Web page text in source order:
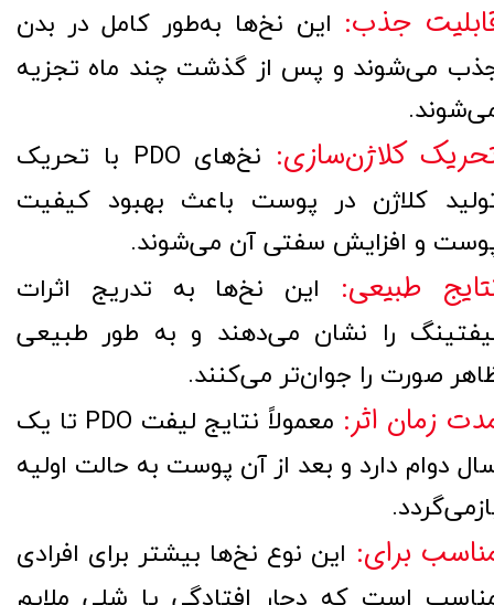
جذب: این نخ‌ها به‌طور کامل در بدن
می‌شوند و پس از گذشت چند ماه تجزیه
کلاژن‌سازی:
نخ‌های PDO با تحریک
کلاژن در پوست باعث بهبود کیفیت
و افزایش سفتی آن می‌شوند.
طبیعی: این نخ‌ها به تدریج اثرات
را نشان می‌دهند و به طور طبیعی
صورت را جوان‌تر می‌کنند.
زمان اثر:
معمولاً نتایج لیفت PDO تا یک
دوام دارد و بعد از آن پوست به حالت اولیه
برای: این نوع نخ‌ها بیشتر برای افرادی